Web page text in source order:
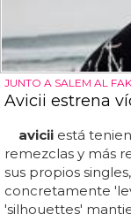
JUNTO A SALEM AL
Avicii estrena
avicii está
remezclas y más
sus propios
concretamente
'silhouettes'